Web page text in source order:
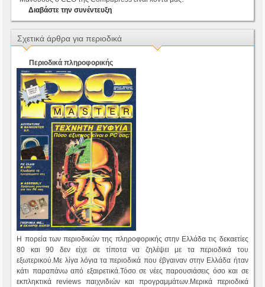
Διαβάστε την συνέντευξη
Σχετικά άρθρα για περιοδικά
Περιοδικά πληροφορικής
Η πορεία των περιοδικών της πληροφορικής στην Ελλάδα τις δεκαετίες
80 και 90 δεν είχε σε τίποτα να ζηλέψει με τα περιοδικά του
εξωτερικού.Με λίγα λόγια τα περιοδικά που έβγαιναν στην Ελλάδα ήταν
κάτι παραπάνω από εξαιρετικά.Τόσο σε νέες παρουσιάσεις όσο και σε
εκπληκτικά reviews παιχνιδιών και προγραμμάτων.Μερικά περιοδικά